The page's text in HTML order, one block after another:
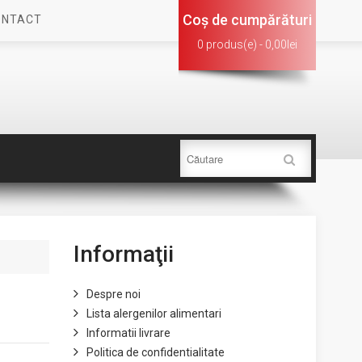
Coş de cumpărături
0 produs(e) - 0,00lei
Informaţii
Despre noi
Lista alergenilor alimentari
Informatii livrare
Politica de confidentialitate